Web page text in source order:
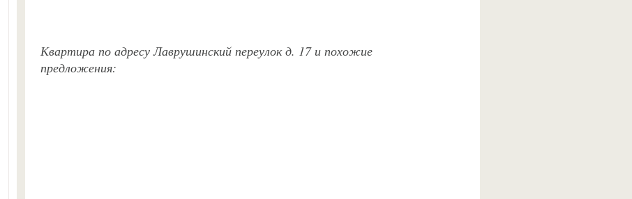
Квартира по адресу Лаврушинский переулок д. 17 и похожие
предложения: